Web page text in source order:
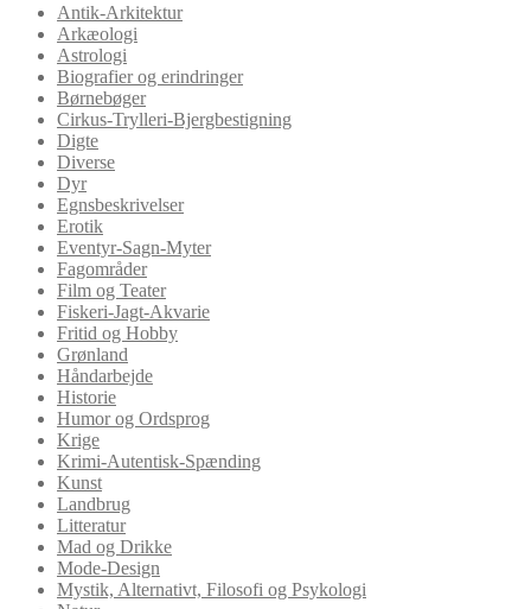
Antik-Arkitektur
Arkæologi
Astrologi
Biografier og erindringer
Børnebøger
Cirkus-Trylleri-Bjergbestigning
Digte
Diverse
Dyr
Egnsbeskrivelser
Erotik
Eventyr-Sagn-Myter
Fagområder
Film og Teater
Fiskeri-Jagt-Akvarie
Fritid og Hobby
Grønland
Håndarbejde
Historie
Humor og Ordsprog
Krige
Krimi-Autentisk-Spænding
Kunst
Landbrug
Litteratur
Mad og Drikke
Mode-Design
Mystik, Alternativt, Filosofi og Psykologi